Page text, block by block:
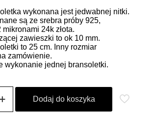
wykonana jest jedwabnej nitki.
są ze srebra próby 925,
mikronami 24k złota.
zawieszki to ok 10 mm.
to 25 cm. Inny rozmiar
zamówienie.
wykonanie jednej bransoletki.
Dodaj do koszyka